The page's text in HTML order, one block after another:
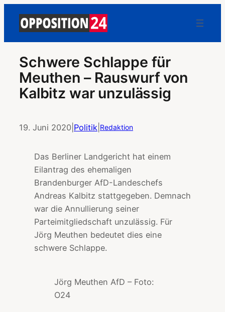
Schwere Schlappe für
Meuthen – Rauswurf von
Kalbitz war unzulässig
19. Juni 2020 Politik Redaktion
Das Berliner Landgericht hat einem
Eilantrag des ehemaligen
Brandenburger AfD-Landeschefs
Andreas Kalbitz stattgegeben. Demnach
war die Annullierung seiner
Parteimitgliedschaft unzulässig. Für
Jörg Meuthen bedeutet dies eine
schwere Schlappe.
Jörg Meuthen AfD – Foto:
O24